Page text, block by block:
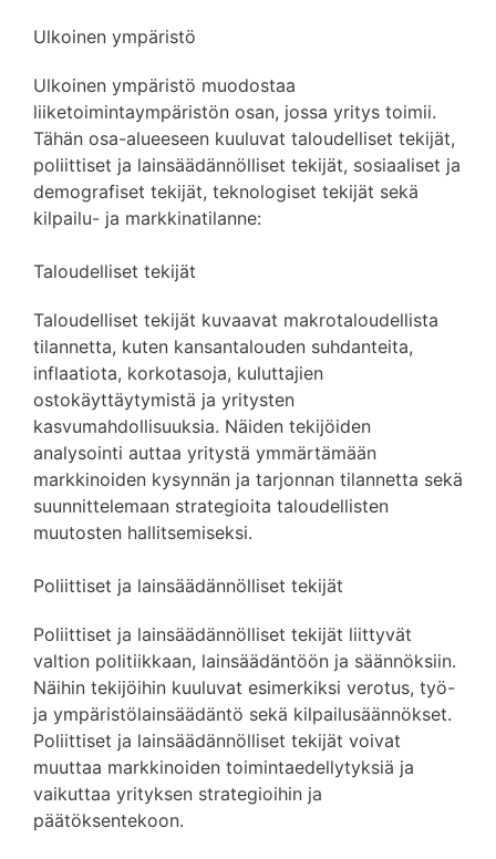
Ulkoinen ympäristö
Ulkoinen ympäristö muodostaa
liiketoimintaympäristön osan, jossa yritys toimii.
Tähän osa-alueeseen kuuluvat taloudelliset tekijät,
poliittiset ja lainsäädännölliset tekijät, sosiaaliset ja
demografiset tekijät, teknologiset tekijät sekä
kilpailu- ja markkinatilanne:
Taloudelliset tekijät
Taloudelliset tekijät kuvaavat makrotaloudellista
tilannetta, kuten kansantalouden suhdanteita,
inflaatiota, korkotasoja, kuluttajien
ostokäyttäytymistä ja yritysten
kasvumahdollisuuksia. Näiden tekijöiden
analysointi auttaa yritystä ymmärtämään
markkinoiden kysynnän ja tarjonnan tilannetta sekä
suunnittelemaan strategioita taloudellisten
muutosten hallitsemiseksi.
Poliittiset ja lainsäädännölliset tekijät
Poliittiset ja lainsäädännölliset tekijät liittyvät
valtion politiikkaan, lainsäädäntöön ja säännöksiin.
Näihin tekijöihin kuuluvat esimerkiksi verotus, työ-
ja ympäristölainsäädäntö sekä kilpailusäännökset.
Poliittiset ja lainsäädännölliset tekijät voivat
muuttaa markkinoiden toimintaedellytyksiä ja
vaikuttaa yrityksen strategioihin ja
päätöksentekoon.